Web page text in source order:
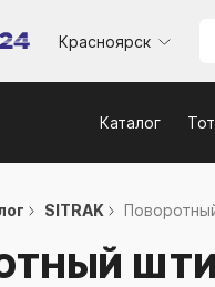
Красноярск
Каталог
SITRAK